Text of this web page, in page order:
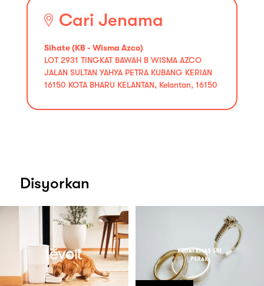
Cari Jenama
Sihate (KB - Wisma Azco)
LOT 2931 TINGKAT BAWAH B WISMA AZCO
JALAN SULTAN YAHYA PETRA KUBANG KERIAN
16150 KOTA BHARU KELANTAN, Kelantan, 16150
Disyorkan